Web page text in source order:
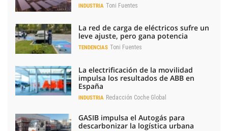
INDUSTRIA Toni Fuentes
La red de carga de eléctricos sufre un
leve ajuste, pero gana potencia
TENDENCIAS Toni Fuentes
La electrificación de la movilidad
impulsa los resultados de ABB en
España
INDUSTRIA Redacción Coche Global
GASIB impulsa el Autogás para
descarbonizar la logística urbana